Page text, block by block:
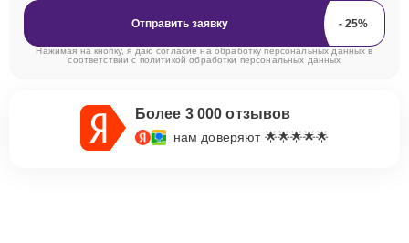
Отправить заявку
Нажимая на кнопку, я даю согласие на обработку персональных данных в
соответствии с политикой обработки персональных данных
Более 3 000 отзывов
нам доверяют 🌟🌟🌟🌟🌟